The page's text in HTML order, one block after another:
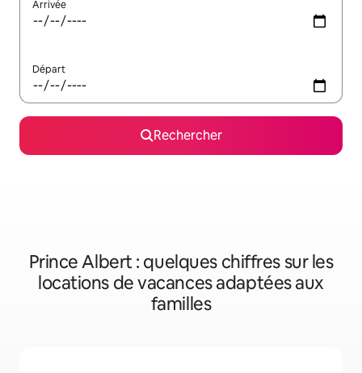
Arrivée
Départ
Rechercher
Prince Albert : quelques chiffres sur les
locations de vacances adaptées aux
familles